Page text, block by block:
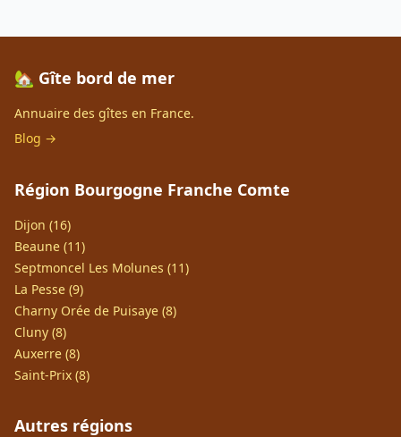
🏡 Gîte bord de mer
Annuaire des gîtes en France.
Blog →
Région Bourgogne Franche Comte
Dijon (16)
Beaune (11)
Septmoncel Les Molunes (11)
La Pesse (9)
Charny Orée de Puisaye (8)
Cluny (8)
Auxerre (8)
Saint-Prix (8)
Autres régions